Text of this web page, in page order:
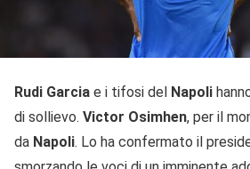
Rudi Garcia e i tifosi del Napoli
di sollievo. Victor Osimhen, per il
da Napoli. Lo ha confermato il